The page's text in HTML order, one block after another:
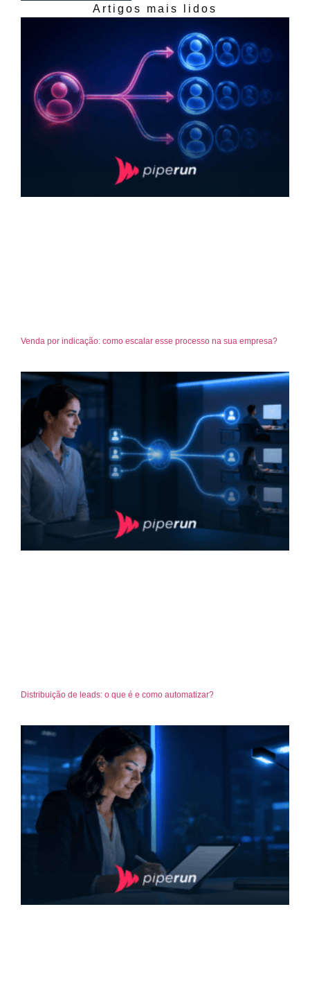
Artigos mais lidos
Venda por indicação: como escalar esse processo na sua empresa?
Distribuição de leads: o que é e como automatizar?